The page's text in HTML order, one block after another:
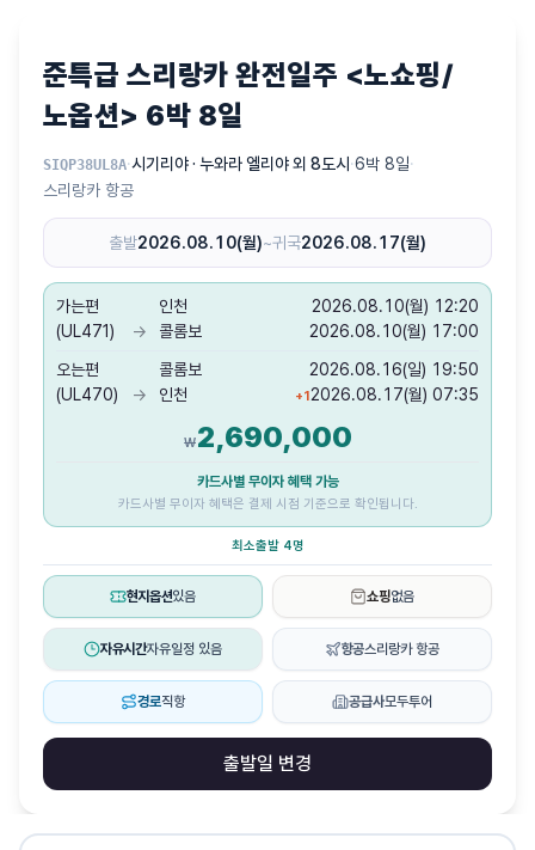
준특급 스리랑카 완전일주 <노쇼핑/
노옵션> 6박 8일
SIQP38UL8A·시기리야 · 누와라 엘리야 외 8도시 ·6박 8일·
스리랑카 항공
출발2026.08.10(월)~귀국2026.08.17(월)
가는편
(UL471)
→
인천
콜롬보
2026.08.10(월) 12:20
2026.08.10(월) 17:00
오는편
(UL470)
→
콜롬보
인천
2026.08.16(일) 19:50
+12026.08.17(월) 07:35
₩2,690,000
카드사별 무이자 혜택 가능
카드사별 무이자 혜택은 결제 시점 기준으로 확인됩니다.
최소출발 4명
현지옵션있음 쇼핑없음
자유시간자유일정 있음 항공스리랑카 항공
경로직항 공급사모두투어
출발일 변경